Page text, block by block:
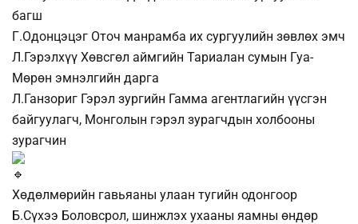
багш
Г.Одонцэцэг Оточ манрамба их сургуулийн зөвлөх эмч
Л.Гэрэлхүү Хөвсгөл аймгийн Тариалан сумын Гуа-
Мөрөн эмнэлгийн дарга
Л.Ганзориг Гэрэл зургийн Гамма агентлагийн үүсгэн
байгуулагч, Монголын гэрэл зурагчдын холбооны
зурагчин
Хөдөлмөрийн гавьяаны улаан тугийн одонгоор
Б.Сүхээ Боловсрол, шинжлэх ухааны яамны өндөр